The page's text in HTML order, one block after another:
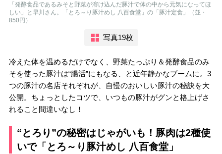
「発酵食品であるみそと野菜が溶け込んだ豚汁で体の中から元気になってほ
しい」と早川さん。「とろ～り豚汁めし 八百食堂」の「豚汁定食」（並・
850円）
写真19枚
冷えた体を温めるだけでなく、野菜たっぷり＆発酵食品のみ
そを使った豚汁は“腸活”にもなる、と近年静かなブームに。3
つの豚汁の名店それぞれが、自慢のおいしい豚汁の秘訣を大
公開。ちょっとしたコツで、いつもの豚汁がグンと格上げさ
れること間違いなし！
“とろり”の秘密はじゃがいも！豚肉は2種使
いで「とろ～り豚汁めし 八百食堂」